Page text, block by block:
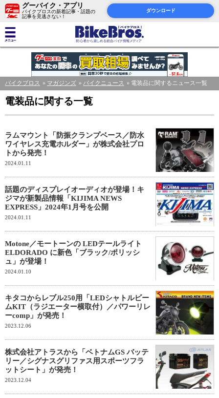
グーバイク・アプリ
バイクブロスの新着記事・話題の
記事を見逃さない！
ダウンロード
バイクブロス マガジンズ バイクニュース 電装品に関するニュース一覧
電装品に関する一覧
ラムマウント「防振クランプベース／防水
ワイヤレス充電ホルダー」が株式会社プロ
トから発売！
2024.01.11
話題のディスプレイオーディオが登場！キ
ジマが新製品情報「KIJIMA NEWS
EXPRESS」2024年1月号を公開
2024.01.11
Motone／モートーンの LEDテールライト
ELDORADO に新色「ブラック/ポリッシ
ュ」が登場！
2024.01.10
キタコからレブル250用「LEDシャトルビー
ムKIT（ラジエーター横取付）／パワーリレ
ーcomp」が発売！
2023.12.06
株式会社アトラスから「ベトナムGS バッテ
リー／シグナスグリファス用スポーツフラ
ットシート」が発売！
2023.12.04